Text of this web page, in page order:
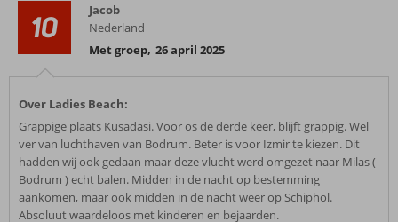
10
Jacob
Nederland
Met groep, 26 april 2025
Over Ladies Beach:
Grappige plaats Kusadasi. Voor os de derde keer, blijft grappig. Wel
ver van luchthaven van Bodrum. Beter is voor Izmir te kiezen. Dit
hadden wij ook gedaan maar deze vlucht werd omgezet naar Milas (
Bodrum ) echt balen. Midden in de nacht op bestemming
aankomen, maar ook midden in de nacht weer op Schiphol.
Absoluut waardeloos met kinderen en bejaarden.